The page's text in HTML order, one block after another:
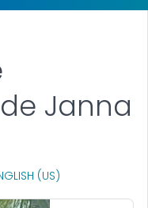
FOR DETAILS.
(US)
Janna